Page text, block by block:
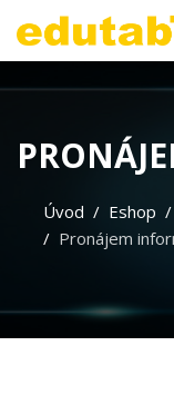
Úvod Eshop
Pronájem